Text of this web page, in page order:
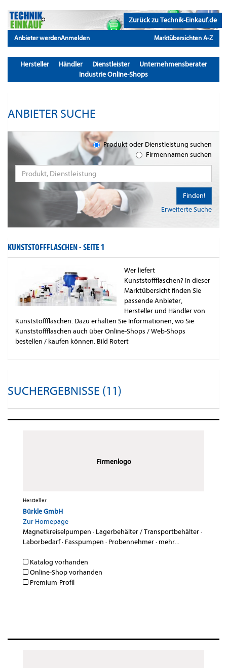
Zurück zu Technik-Einkauf.de
Anbieter werdenAnmelden Marktübersichten A-Z
Hersteller Händler Dienstleister
Unternehmensberater
Industrie Online-Shops
ANBIETER SUCHE
Produkt oder Dienstleistung suchen
Firmennamen suchen
Erweiterte Suche
Finden!
KUNSTSTOFFFLASCHEN -SEITE 1
Wer liefert
Kunststoffflaschen? In dieser
Marktübersicht finden Sie
passende Anbieter,
Hersteller und Händler von
Kunststoffflaschen. Dazu erhalten Sie Informationen, wo Sie
Kunststoffflaschen auch über Online-Shops / Web-Shops
bestellen / kaufen können. Bild Rotert
SUCHERGEBNISSE (11)
Firmenlogo
Hersteller
Bürkle GmbH
Zur Homepage
Magnetkreiselpumpen · Lagerbehälter / Transportbehälter·
Laborbedarf· Fasspumpen · Probennehmer· mehr...
Katalog vorhanden
Online-Shop vorhanden
Premium-Profil